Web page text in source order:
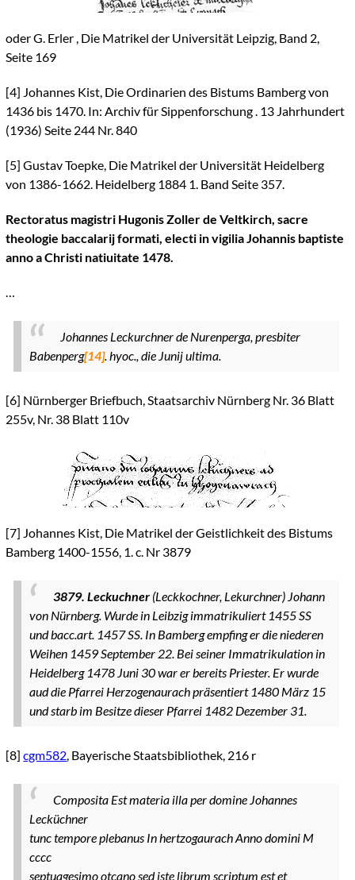
oder G. Erler , Die Matrikel der Universität Leipzig, Band 2,
Seite 169
[4] Johannes Kist, Die Ordinarien des Bistums Bamberg von
1436 bis 1470. In: Archiv für Sippenforschung . 13 Jahrhundert
(1936) Seite 244 Nr. 840
[5] Gustav Toepke, Die Matrikel der Universität Heidelberg
von 1386-1662. Heidelberg 1884 1. Band Seite 357.
Rectoratus magistri Hugonis Zoller de Veltkirch, sacre
theologie baccalarij formati, electi in vigilia Johannis baptiste
anno a Christi natiuitate 1478.
…
Johannes Leckurchner de Nurenperga, presbiter
Babenperg[14]. hyoc., die Junij ultima.
[6] Nürnberger Briefbuch, Staatsarchiv Nürnberg Nr. 36 Blatt
255v, Nr. 38 Blatt 110v
[7] Johannes Kist, Die Matrikel der Geistlichkeit des Bistums
Bamberg 1400-1556, 1. c. Nr 3879
3879. Leckuchner (Leckkochner, Lekurchner) Johann
von Nürnberg. Wurde in Leibzig immatrikuliert 1455 SS
und bacc.art. 1457 SS. In Bamberg empfing er die niederen
Weihen 1459 September 22. Bei seiner Immatrikulation in
Heidelberg 1478 Juni 30 war er bereits Priester. Er wurde
aud die Pfarrei Herzogenaurach präsentiert 1480 März 15
und starb im Besitze dieser Pfarrei 1482 Dezember 31.
[8] cgm582, Bayerische Staatsbibliothek, 216 r
Composita Est materia illa per domine Johannes
Lecküchner
tunc tempore plebanus In hertzogaurach Anno domini M
cccc
septuagesimo otcano sed iste librum scriptum est et